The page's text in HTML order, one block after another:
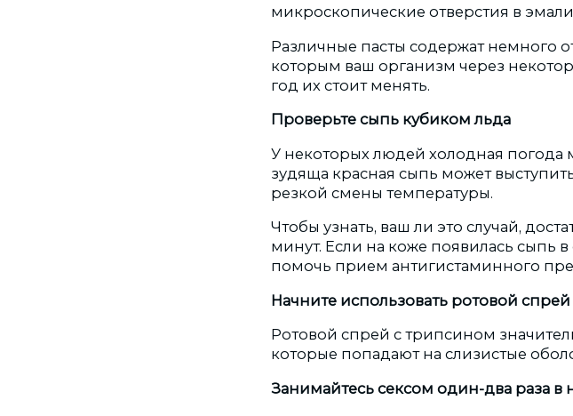
микроскопические отверстия в
Различные пасты содержат немного
которым ваш организм через
год их стоит менять.
Проверьте сыпь кубиком льда
У некоторых людей холодная погода
зудяща красная сыпь может
резкой смены температуры.
Чтобы узнать, ваш ли это случай,
минут. Если на коже появилась сыпь
помочь прием антигистаминного
Начните использовать ротовой спрей
Ротовой спрей с трипсином
которые попадают на слизистые
Занимайтесь сексом один-два раза в